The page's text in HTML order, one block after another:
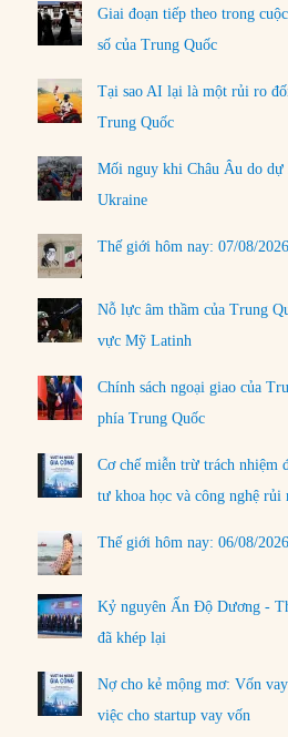
Giai đoạn tiếp theo trong
số của Trung Quốc
Tại sao AI lại là một rủi ro
Trung Quốc
Mối nguy khi Châu Âu do dự
Ukraine
Thế giới hôm nay: 07/08/2026
Nỗ lực âm thầm của Trung
vực Mỹ Latinh
Chính sách ngoại giao của
phía Trung Quốc
Cơ chế miễn trừ trách nhiệm
tư khoa học và công nghệ rủi
Thế giới hôm nay: 06/08/2026
Kỷ nguyên Ấn Độ Dương -
đã khép lại
Nợ cho kẻ mộng mơ: Vốn
việc cho startup vay vốn